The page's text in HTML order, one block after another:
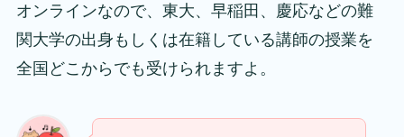
オンラインなので、東大、早稲田、慶応などの難
関大学の出身もしくは在籍している講師の授業を
全国どこからでも受けられますよ。